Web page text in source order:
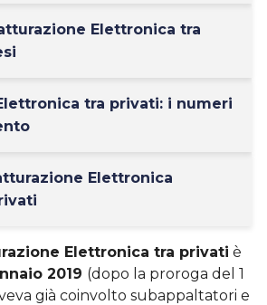
Elettronica tra
tra privati: i numeri
Elettronica
Elettronica tra privati è
2019 (dopo la proroga del 1
già coinvolto subappaltatori e